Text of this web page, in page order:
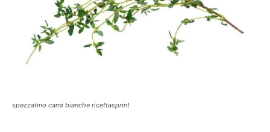
spezzatino carni bianche ricettasprint